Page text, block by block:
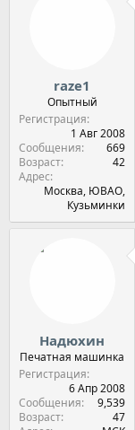
raze1
Опытный
Регистрация
1 Авг 2008
Сообщения
669
Возраст
42
Адрес
Москва, ЮВАО,
Кузьминки
Надюхин
Печатная машинка
Регистрация
6 Апр 2008
Сообщения
9,539
Возраст
47